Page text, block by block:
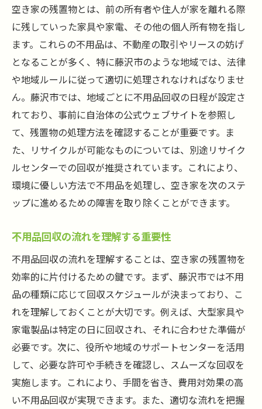
置物をスムーズに整理する方法
プロが用いる不用品回収のテクニック
スムーズな片付けを実現するための計画作
成法
残置物の適切な分類と分別の方法
効率を上げるための不用品回収アイテムの
選び方
プロが推奨する不用品回収に必要な道具
環境に優しい不用品回収を実践する方法
不用品回収を活用して藤沢市の空き家売買を成
功させる秘訣とは
空き家売買における不用品回収の重要性
不用品回収を活用した空き家の価値向上法
売買をスムーズにする不用品回収の計画立
案
地域の信頼を得る不用品回収のマナー
不用品処理を通じたスムーズな引っ越し支
援
残置物を手際よく片付け藤沢市での不用品回収
を最大限に活用する方法
空き家の残置物とは、前の所有者や住人が家を離れる際
に残していった家具や家電、その他の個人所有物を指し
ます。これらの不用品は、不動産の取引やリースの妨げ
となることが多く、特に藤沢市のような地域では、法律
や地域ルールに従って適切に処理されなければなりませ
ん。藤沢市では、地域ごとに不用品回収の日程が設定さ
れており、事前に自治体の公式ウェブサイトを参照し
て、残置物の処理方法を確認することが重要です。ま
た、リサイクルが可能なものについては、別途リサイク
ルセンターでの回収が推奨されています。これにより、
環境に優しい方法で不用品を処理し、空き家を次のステ
ップに進めるための障害を取り除くことができます。
不用品回収の流れを理解する重要性
不用品回収の流れを理解することは、空き家の残置物を
効率的に片付けるための鍵です。まず、藤沢市では不用
品の種類に応じて回収スケジュールが決まっており、こ
れを理解しておくことが大切です。例えば、大型家具や
家電製品は特定の日に回収され、それに合わせた準備が
必要です。次に、役所や地域のサポートセンターを活用
して、必要な許可や手続きを確認し、スムーズな回収を
実施します。これにより、手間を省き、費用対効果の高
い不用品回収が実現できます。また、適切な流れを把握